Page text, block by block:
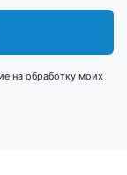
на обработку моих